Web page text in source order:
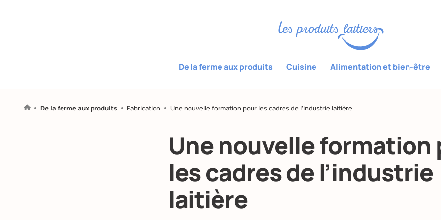
De la ferme aux produits Cuisine Alimentation et bien-être
De la ferme aux produits Fabrication Une nouvelle formation pour les cadres de l’industrie laitière
Une nouvelle formation
les cadres de l’industrie
laitière